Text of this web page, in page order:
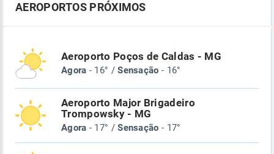
AEROPORTOS PRÓXIMOS
Aeroporto Poços de Caldas - MG
Agora - 16° /Sensação - 16°
Aeroporto Major Brigadeiro
Trompowsky - MG
Agora - 17° /Sensação - 17°